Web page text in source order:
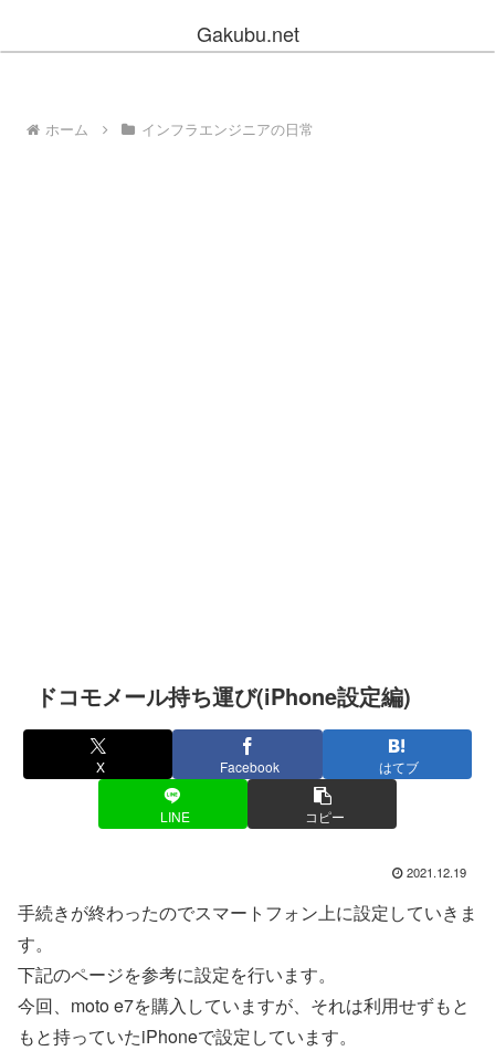
Gakubu.net
ホーム インフラエンジニアの日常
ドコモメール持ち運び(iPhone設定編)
X Facebook はてブ
LINE コピー
2021.12.19
手続きが終わったのでスマートフォン上に設定していきま
す。
下記のページを参考に設定を行います。
今回、moto e7を購入していますが、それは利用せずもと
もと持っていたiPhoneで設定しています。